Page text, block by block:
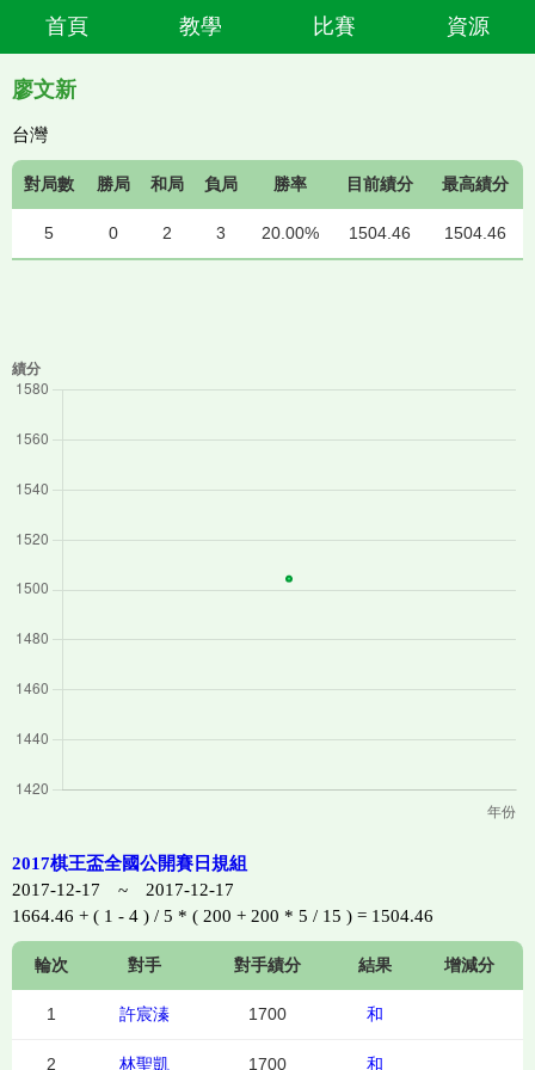
首頁 教學 比賽 資源
廖文新
台灣
對局數 勝局 和局 負局 勝率 目前績分 最高績分
5 0 2 3 20.00% 1504.46 1504.46
2017棋王盃全國公開賽日規組
2017-12-17 ~ 2017-12-17
1664.46 + ( 1 - 4 ) / 5 * ( 200 + 200 * 5 / 15 ) = 1504.46
輪次 對手 對手績分 結果 增減分
1 許宸溱 1700 和
2 林聖凱 1700 和